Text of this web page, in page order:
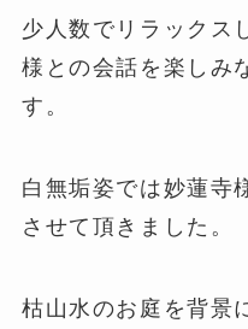
少人数でリラックス
様との会話を楽しみ
す。
白無垢姿では妙蓮寺
させて頂きました。
枯山水のお庭を背景